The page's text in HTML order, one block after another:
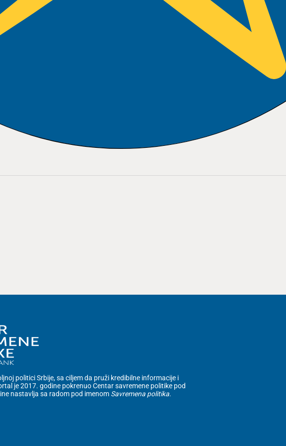
politici Srbije, sa ciljem da pruži kredibilne informacije i
je 2017. godine pokrenuo Centar savremene politike pod
nastavlja sa radom pod imenom Savremena politika.